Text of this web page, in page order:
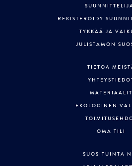
REKISTERÖIDY
TYKKÄÄ JA
JULISTAMON
TIETOA
MATERIAALIT
EKOLOGINEN
OMA TILI
SUOSITUINTA